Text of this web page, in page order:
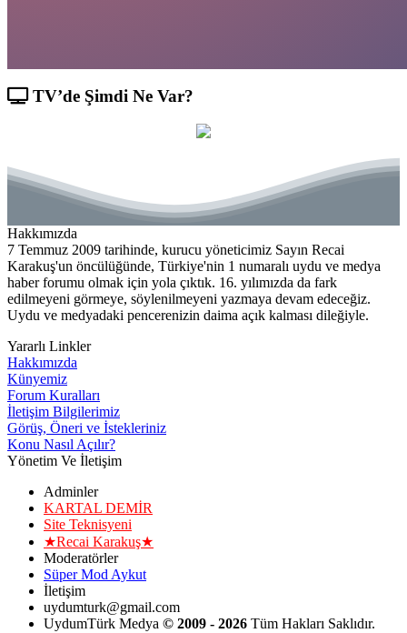
TV’de Şimdi Ne Var?
Hakkımızda
7 Temmuz 2009 tarihinde, kurucu yöneticimiz Sayın Recai
Karakuş'un öncülüğünde, Türkiye'nin 1 numaralı uydu ve medya
haber forumu olmak için yola çıktık. 16. yılımızda da fark
edilmeyeni görmeye, söylenilmeyeni yazmaya devam edeceğiz.
Uydu ve medyadaki pencerenizin daima açık kalması dileğiyle.
Yararlı Linkler
Hakkımızda
Künyemiz
Forum Kuralları
İletişim Bilgilerimiz
Görüş, Öneri ve İstekleriniz
Konu Nasıl Açılır?
Yönetim Ve İletişim
Adminler
KARTAL DEMİR
Site Teknisyeni
★Recai Karakuş★
Moderatörler
Süper Mod Aykut
İletişim
uydumturk@gmail.com
UydumTürk Medya © 2009 - 2026 Tüm Hakları Saklıdır.